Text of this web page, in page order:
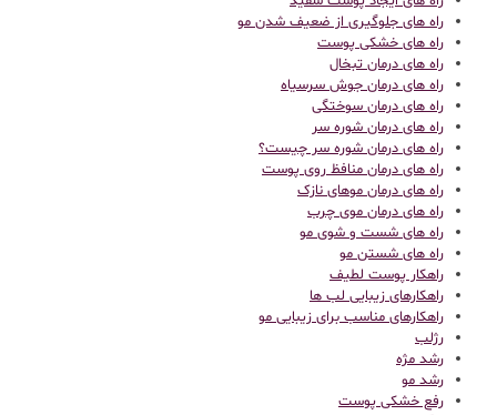
راه های جلوگیری از ضعیف شدن مو
راه های خشکی پوست
راه های درمان تبخال
راه های درمان جوش سرسیاه
راه های درمان سوختگی
راه های درمان شوره سر
راه های درمان شوره سر چیست؟
راه های درمان منافظ روی پوست
راه های درمان موهای نازک
راه های درمان موی چرب
راه های شست و شوی مو
راه های شستن مو
راهکار پوست لطیف
راهکارهای زیبایی لب ها
راهکارهای مناسب برای زیبایی مو
رژلب
رشد مژه
رشد مو
رفع خشکی پوست